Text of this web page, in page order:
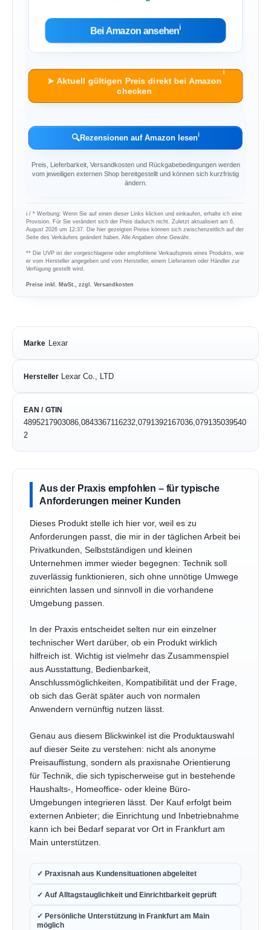
Bei Amazon ansehenℹ︎
➤ Aktuell gültigen Preis direkt bei Amazon
checken
ℹ︎
🔍Rezensionen auf Amazon lesenℹ︎
Preis, Lieferbarkeit, Versandkosten und Rückgabebedingungen werden
vom jeweiligen externen Shop bereitgestellt und können sich kurzfristig
ändern.
ℹ︎ / * Werbung: Wenn Sie auf einen dieser Links klicken und einkaufen, erhalte ich eine
Provision. Für Sie verändert sich der Preis dadurch nicht. Zuletzt aktualisiert am 6.
August 2026 um 12:37. Die hier gezeigten Preise können sich zwischenzeitlich auf der
Seite des Verkäufers geändert haben. Alle Angaben ohne Gewähr.
** Die UVP ist der vorgeschlagene oder empfohlene Verkaufspreis eines Produkts, wie
er vom Hersteller angegeben und vom Hersteller, einem Lieferanten oder Händler zur
Verfügung gestellt wird.
Preise inkl. MwSt., zzgl. Versandkosten
Marke Lexar
Hersteller Lexar Co., LTD
EAN / GTIN
4895217903086,0843367116232,0791392167036,079135039540
2
Aus der Praxis empfohlen – für typische
Anforderungen meiner Kunden
Dieses Produkt stelle ich hier vor, weil es zu
Anforderungen passt, die mir in der täglichen Arbeit bei
Privatkunden, Selbstständigen und kleinen
Unternehmen immer wieder begegnen: Technik soll
zuverlässig funktionieren, sich ohne unnötige Umwege
einrichten lassen und sinnvoll in die vorhandene
Umgebung passen.
In der Praxis entscheidet selten nur ein einzelner
technischer Wert darüber, ob ein Produkt wirklich
hilfreich ist. Wichtig ist vielmehr das Zusammenspiel
aus Ausstattung, Bedienbarkeit,
Anschlussmöglichkeiten, Kompatibilität und der Frage,
ob sich das Gerät später auch von normalen
Anwendern vernünftig nutzen lässt.
Genau aus diesem Blickwinkel ist die Produktauswahl
auf dieser Seite zu verstehen: nicht als anonyme
Preisauflistung, sondern als praxisnahe Orientierung
für Technik, die sich typischerweise gut in bestehende
Haushalts-, Homeoffice- oder kleine Büro-
Umgebungen integrieren lässt. Der Kauf erfolgt beim
externen Anbieter; die Einrichtung und Inbetriebnahme
kann ich bei Bedarf separat vor Ort in Frankfurt am
Main unterstützen.
✓ Praxisnah aus Kundensituationen abgeleitet
✓ Auf Alltagstauglichkeit und Einrichtbarkeit geprüft
✓ Persönliche Unterstützung in Frankfurt am Main
möglich